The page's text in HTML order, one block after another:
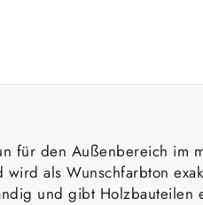
für den Außenbereich im
als Wunschfarbton
und gibt Holzbauteilen